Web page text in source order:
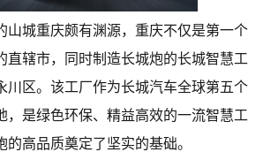
山城重庆颇有渊源，重庆不仅是第一个
直辖市，同时制造长城炮的长城智慧工
川区。该工厂作为长城汽车全球第五个
，是绿色环保、精益高效的一流智慧工
高品质奠定了坚实的基础。